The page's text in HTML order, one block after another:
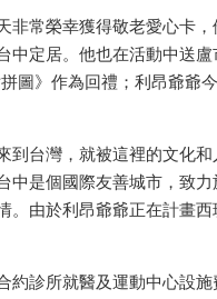
非常榮幸獲得敬老愛心卡
中定居。他也在活動中送
拼圖》作為回禮；利昂爺爺
台灣，就被這裡的文化
是個國際友善城市，致
由於利昂爺爺正在計畫
診所就醫及運動中心設